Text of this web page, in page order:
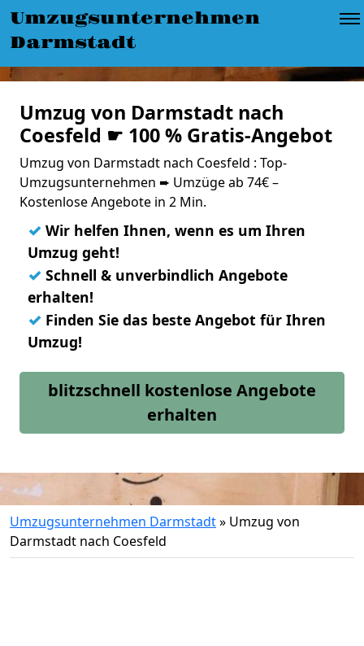
Umzugsunternehmen
Darmstadt
Umzug von Darmstadt nach
Coesfeld ☛ 100 % Gratis-Angebot
Umzug von Darmstadt nach Coesfeld : Top-
Umzugsunternehmen ➨ Umzüge ab 74€ –
Kostenlose Angebote in 2 Min.
✓ Wir helfen Ihnen, wenn es um Ihren
Umzug geht!
✓ Schnell & unverbindlich Angebote
erhalten!
✓ Finden Sie das beste Angebot für Ihren
Umzug!
blitzschnell kostenlose Angebote
erhalten
Umzugsunternehmen Darmstadt» Umzug von
Darmstadt nach Coesfeld